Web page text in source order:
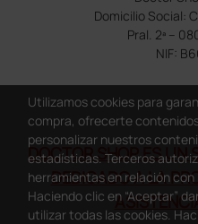
Domicilio Social:
Pral. 2ª –
NIF:
DOCTOR SHOP ES UN
DEDICADO A LA
Utilizamos cookies para
compra, ofrecerte
personalizar nuestros
estadísticas. Terceros
herramientas en relación
Haciendo clic en “Aceptar”
utilizar todas las cookies.